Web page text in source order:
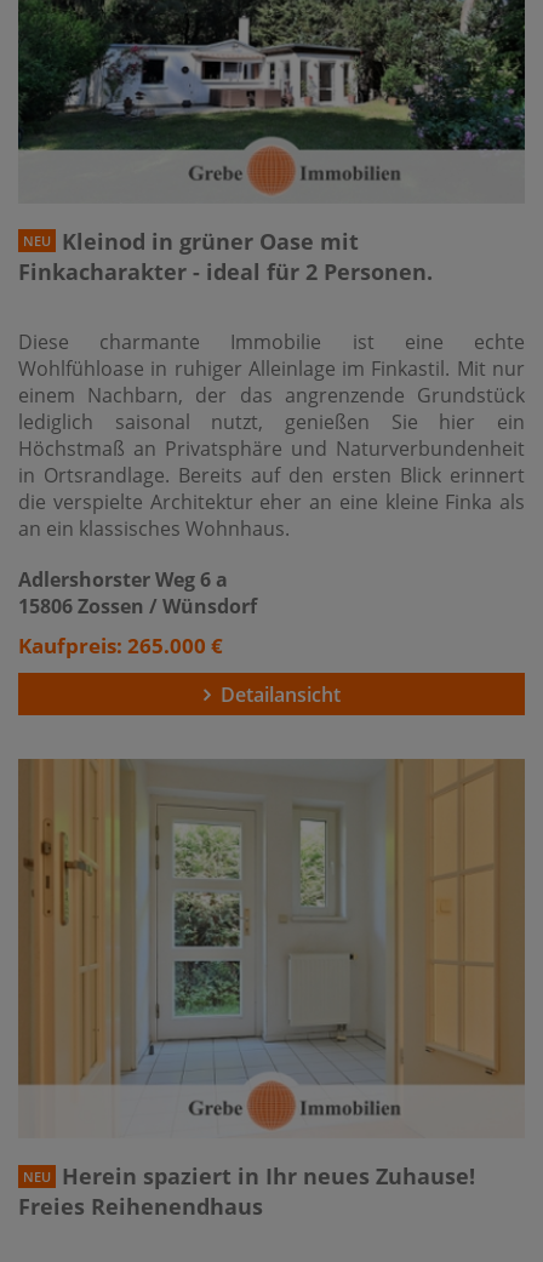
NEU
Kleinod in grüner Oase mit
Finkacharakter - ideal für 2 Personen.
Diese charmante Immobilie ist eine echte
Wohlfühloase in ruhiger Alleinlage im Finkastil. Mit nur
einem Nachbarn, der das angrenzende Grundstück
lediglich saisonal nutzt, genießen Sie hier ein
Höchstmaß an Privatsphäre und Naturverbundenheit
in Ortsrandlage. Bereits auf den ersten Blick erinnert
die verspielte Architektur eher an eine kleine Finka als
an ein klassisches Wohnhaus.
Adlershorster Weg 6 a
15806 Zossen / Wünsdorf
Kaufpreis: 265.000 €
Detailansicht
NEU
Herein spaziert in Ihr neues Zuhause!
Freies Reihenendhaus